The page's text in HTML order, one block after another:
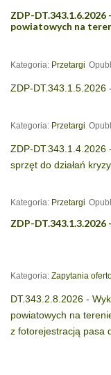
ZDP-
powiatowych na
Kategoria: Przetargi
ZDP-DT.343.1.5.2026
Kategoria: Przetargi
ZDP-DT.343.1.4.2026
sprzęt do działań
Kategoria: Przetargi
ZDP-
Kategoria: Zapytania
DT.343.2.8.2026 -
powiatowych na
z fotorejestracją pasa